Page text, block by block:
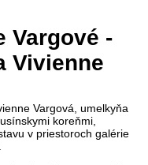
Vargové -
Vivienne
Vargová, umelkyňa
koreňmi,
v priestoroch galérie